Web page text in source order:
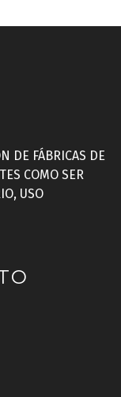
DE FÁBRICAS DE
COMO SER
USO